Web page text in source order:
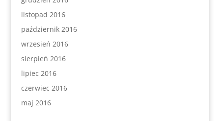
listopad 2016
październik 2016
wrzesień 2016
sierpień 2016
lipiec 2016
czerwiec 2016
maj 2016